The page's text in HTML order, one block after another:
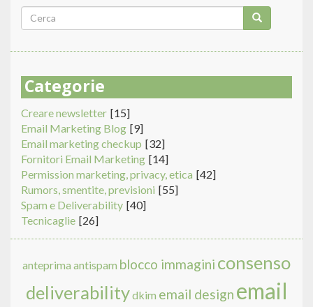
Form
di
ricerca
Categorie
Creare newsletter [15]
Email Marketing Blog [9]
Email marketing checkup [32]
Fornitori Email Marketing [14]
Permission marketing, privacy, etica [42]
Rumors, smentite, previsioni [55]
Spam e Deliverability [40]
Tecnicaglie [26]
anteprima antispam blocco immagini consenso
deliverabilitydkim email design email